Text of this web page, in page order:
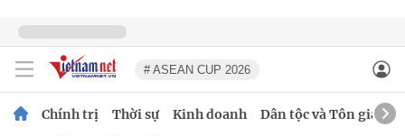
# ASEAN CUP 2026
Chính trị Thời sự Kinh doanh Dân tộc và Tôn giáo